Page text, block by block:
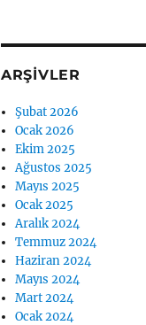
ARŞIVLER
Şubat 2026
Ocak 2026
Ekim 2025
Ağustos 2025
Mayıs 2025
Ocak 2025
Aralık 2024
Temmuz 2024
Haziran 2024
Mayıs 2024
Mart 2024
Ocak 2024